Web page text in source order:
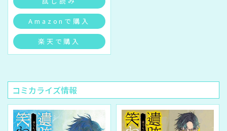
Amazonで購入
楽天で購入
コミカライズ情報